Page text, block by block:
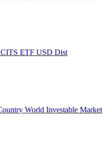
ETF USD Dist
World Investable Market